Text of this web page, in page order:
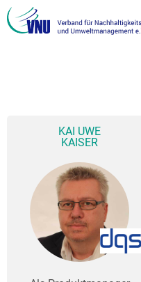
KAI UWE
KAISER